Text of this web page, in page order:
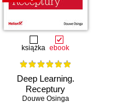
książka ebook
Deep Learning.
Receptury
Douwe Osinga